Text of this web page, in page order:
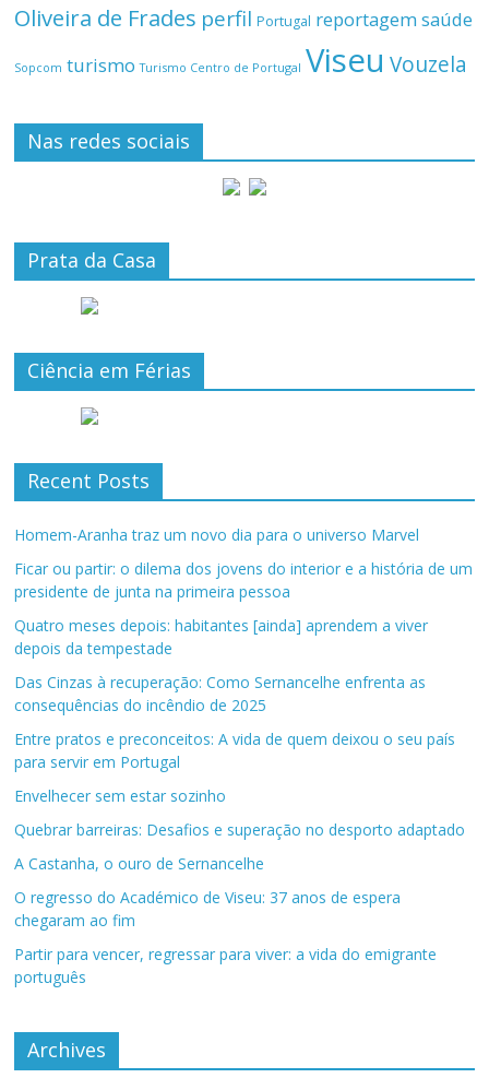
Oliveira de Frades perfil Portugal reportagemsaúde
Sopcom turismo Turismo Centro de Portugal Viseu Vouzela
Nas redes sociais
Prata da Casa
Ciência em Férias
Recent Posts
Homem-Aranha traz um novo dia para o universo Marvel
Ficar ou partir: o dilema dos jovens do interior e a história de um
presidente de junta na primeira pessoa
Quatro meses depois: habitantes [ainda] aprendem a viver
depois da tempestade
Das Cinzas à recuperação: Como Sernancelhe enfrenta as
consequências do incêndio de 2025
Entre pratos e preconceitos: A vida de quem deixou o seu país
para servir em Portugal
Envelhecer sem estar sozinho
Quebrar barreiras: Desafios e superação no desporto adaptado
A Castanha, o ouro de Sernancelhe
O regresso do Académico de Viseu: 37 anos de espera
chegaram ao fim
Partir para vencer, regressar para viver: a vida do emigrante
português
Archives